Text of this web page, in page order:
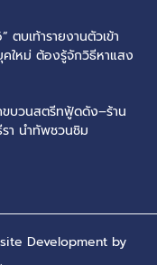
ตบเท้ารายงานตัวเข้า
ใหม่ ต้องรู้จักวิธีหาแสง
ขบวนสตรีทฟู้ดดัง–ร้าน
า นำทัพชวนชิม
Development by